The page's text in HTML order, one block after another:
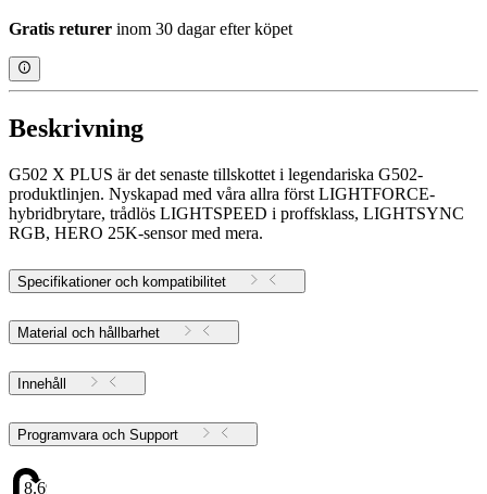
Gratis returer inom 30 dagar efter köpet
Beskrivning
G502 X PLUS är det senaste tillskottet i legendariska G502-
produktlinjen. Nyskapad med våra allra först LIGHTFORCE-
hybridbrytare, trådlös LIGHTSPEED i proffsklass, LIGHTSYNC
RGB, HERO 25K-sensor med mera.
Specifikationer och kompatibilitet
Material och hållbarhet
Innehåll
Programvara och Support
8.69